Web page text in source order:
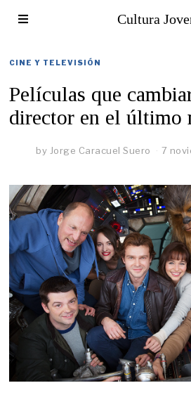
Cultura
CINE Y TELEVISIÓN
Películas que
director en el último
by Jorge Caracuel Suero 7